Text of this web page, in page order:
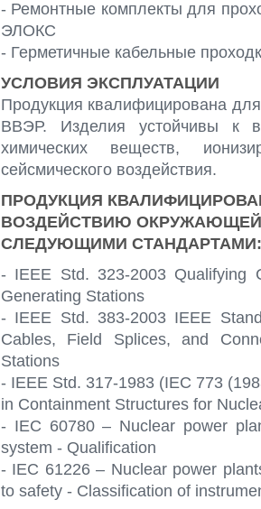
- Ремонтные комплекты для
ЭЛОКС
- Герметичные кабельные
УСЛОВИЯ ЭКСПЛУАТАЦИИ
Продукция квалифицирована
ВВЭР. Изделия устойчивы к
химических веществ,
сейсмического воздействия.
ПРОДУКЦИЯ
ВОЗДЕЙСТВИЮ
СЛЕДУЮЩИМИ СТАНДАРТАМИ:
- IEEE Std. 323-2003 Qualifying
Generating Stations
- IEEE Std. 383-2003 IEEE
Cables, Field Splices, and
Stations
- IEEE Std. 317-1983 (IEC 773
in Containment Structures for
- IEC 60780 – Nuclear power
system - Qualification
- IEC 61226 – Nuclear power
to safety - Classification of